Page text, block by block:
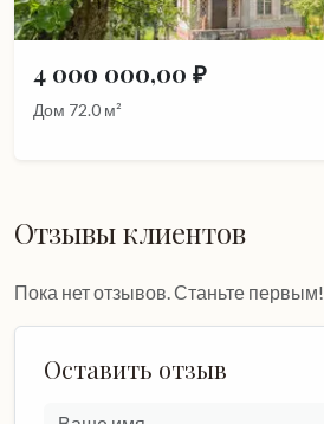
4 000 000,00 ₽
Дом 72.0 м²
Отзывы клиентов
Пока нет отзывов. Станьте первым!
Оставить отзыв